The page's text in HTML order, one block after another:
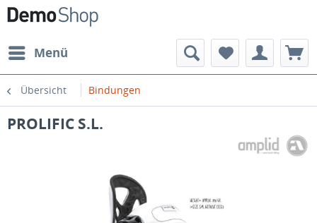
Menü
Übersicht Bindungen
PROLIFIC S.L.